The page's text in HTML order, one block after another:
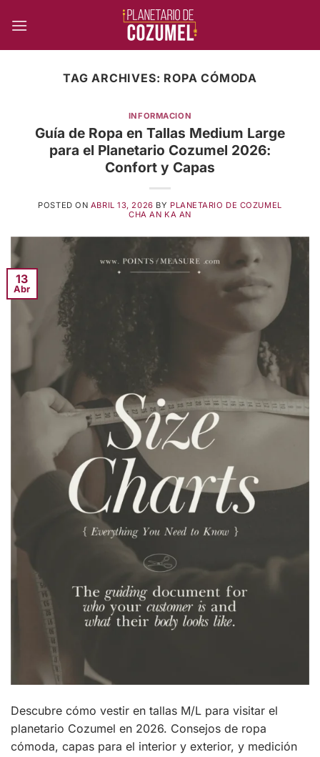
TAG ARCHIVES: ROPA CÓMODA
INFORMACION
Guía de Ropa en Tallas Medium Large
para el Planetario Cozumel 2026:
Confort y Capas
POSTED ON ABRIL 13, 2026 BY PLANETARIO DE COZUMEL
CHA AN KA AN
13
Abr
Descubre cómo vestir en tallas M/L para visitar el
planetario Cozumel en 2026. Consejos de ropa
cómoda, capas para el interior y exterior, y medición